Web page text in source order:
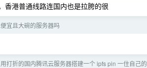
港普通线路连国内也是拉胯的很
宜且大碗的服务器吗
打折的国内腾讯云服务器搭建一个 ipfs pin 一住自己